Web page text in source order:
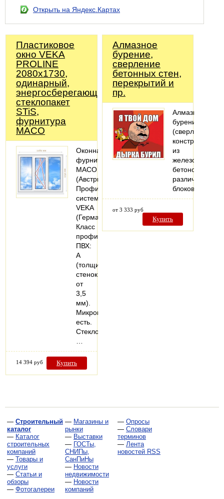
Открыть на Яндекс.Картах
Пластиковое
окно VEKA
PROLINE
2080х1730,
одинарный,
энергосберегающий
стеклопакет
STiS,
фурнитура
MACO
Оконная
фурнитура
MACO
(Австрия).
Профильная
система:
VEKA
(Германия).
Класс
профиля
ПВХ:
А
(толщина
стенок
от
3,5
мм).
Микропроветривание:
есть.
Стеклопакеты:
14 394 руб Купить
Алмазное
бурение,
cверление
бетонных стен,
перекрытий и
пр.
Алмазное
бурение
(сверление)
конструкций
из
железобетонов,
бетонов,
различных
блоков
от 3 333 руб
Купить
— Строительный
каталог
— Каталог
строительных
компаний
— Товары и
услуги
— Статьи и
обзоры
— Фотогалереи
— Магазины и
рынки
— Выставки
— ГОСТы,
СНИПы,
СанПиНы
— Новости
недвижимости
— Новости
компаний
— Опросы
— Словари
терминов
— Лента
новостей RSS